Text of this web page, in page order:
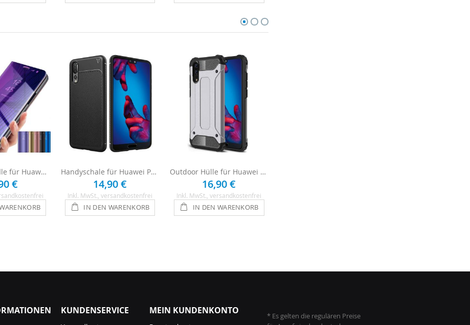
Clear View Hülle für Huawei P20
€
Handyschale für Huawei P20 Hülle - Schwarz
14,90 €
Inkl. MwSt. , versandkostenfrei
IN DEN WARENKORB
Outdoor Hülle für Huawei P20 - Grau
16,90 €
Inkl. MwSt. , versandkostenfrei
IN DEN WARENKORB
KUNDENSERVICE MEIN KUNDENKONTO
* Es gelten die regulären Preise